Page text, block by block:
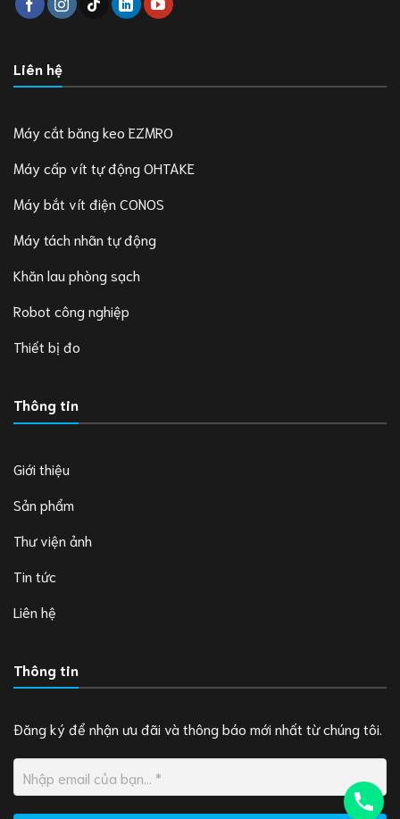
Liên hệ
Máy cắt băng keo EZMRO
Máy cấp vít tự động OHTAKE
Máy bắt vít điện CONOS
Máy tách nhãn tự động
Khăn lau phòng sạch
Robot công nghiệp
Thiết bị đo
Thông tin
Giới thiệu
Sản phẩm
Thư viện ảnh
Tin tức
Liên hệ
Thông tin
Đăng ký để nhận ưu đãi và thông báo mới nhất từ chúng tôi.